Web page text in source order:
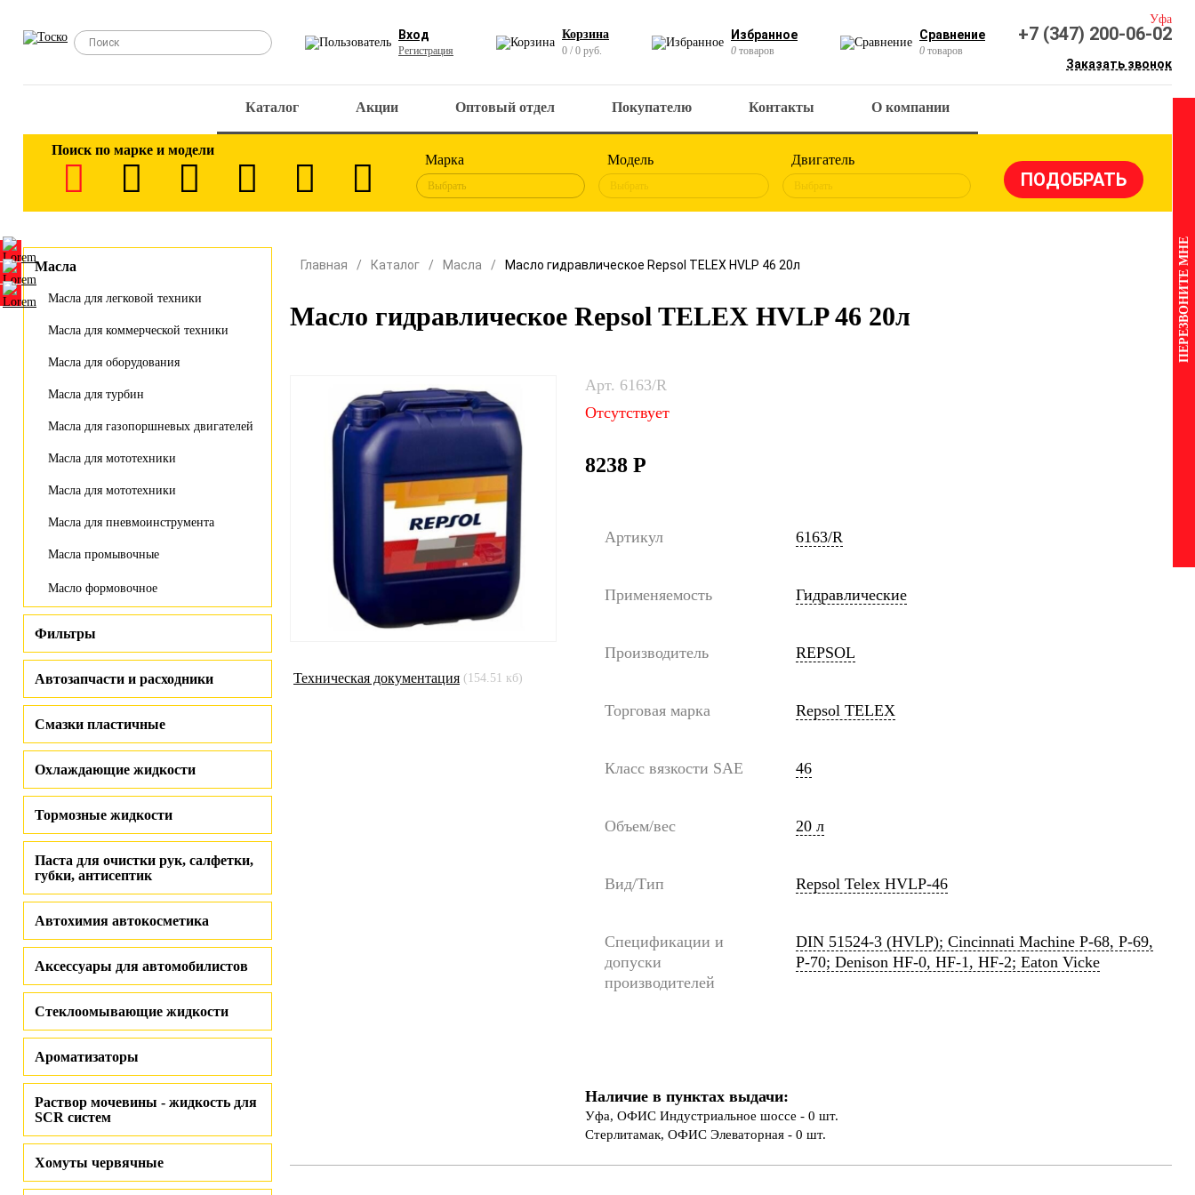
Вход
Регистрация
Корзина
0 / 0 руб.
Избранное
0 товаров
Сравнение
0 товаров
Уфа
+7 (347) 200-06-02
Заказать звонок
Каталог Акции Оптовый отдел Покупателю Контакты О компании
Поиск по марке и модели
Марка
Выбрать
Модель
Выбрать
Двигатель
Выбрать
Масла
Масла для легковой техники
Масла для коммерческой техники
Масла для оборудования
Масла для турбин
Масла для газопоршневых двигателей
Масла для мототехники
Масла для мототехники
Масла для пневмоинструмента
Масла промывочные
Масло формовочное
Фильтры
Автозапчасти и расходники
Смазки пластичные
Охлаждающие жидкости
Тормозные жидкости
Паста для очистки рук, салфетки,
губки, антисептик
Автохимия автокосметика
Аксессуары для автомобилистов
Стеклоомывающие жидкости
Ароматизаторы
Раствор мочевины - жидкость для
SCR систем
Хомуты червячные
Главная Каталог Масла Масло гидравлическое Repsol TELEX HVLP 46 20л
Масло гидравлическое Repsol TELEX HVLP 46 20л
Техническая документация (154.51 кб)
Арт. 6163/R
Отсутствует
8238 Р
Артикул 6163/R
Применяемость Гидравлические
Производитель REPSOL
Торговая марка Repsol TELEX
Класс вязкости SAE 46
Объем/вес 20 л
Вид/Тип Repsol Telex HVLP-46
Спецификации и
допуски
производителей
DIN 51524-3 (HVLP); Cincinnati Machine P-68, P-69,
P-70; Denison HF-0, HF-1, HF-2; Eaton Vicke
Наличие в пунктах выдачи:
Уфа, ОФИС Индустриальное шоссе - 0 шт.
Стерлитамак, ОФИС Элеваторная - 0 шт.
ПЕРЕЗВОНИТЕ МНЕ